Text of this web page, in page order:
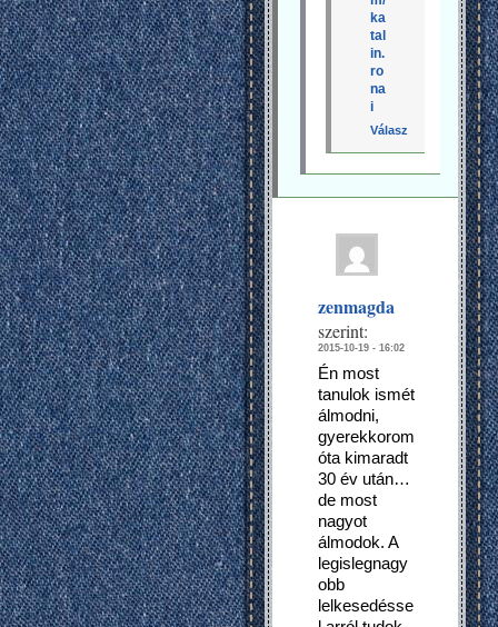
ka
tal
in.
ro
na
i
Válasz
zenmagda
szerint:
2015-10-19 - 16:02
Én most
tanulok ismét
álmodni,
gyerekkorom
óta kimaradt
30 év után…
de most
nagyot
álmodok. A
legislegnagy
obb
lelkesedésse